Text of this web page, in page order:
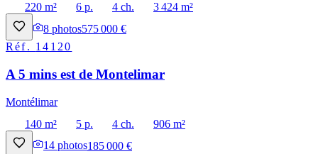
220 m²
6 p. 4 ch.
3 424 m²
8 photos575 000 €
Réf. 14120
A 5 mins est de Montelimar
Montélimar
140 m²
5 p. 4 ch.
906 m²
14 photos185 000 €